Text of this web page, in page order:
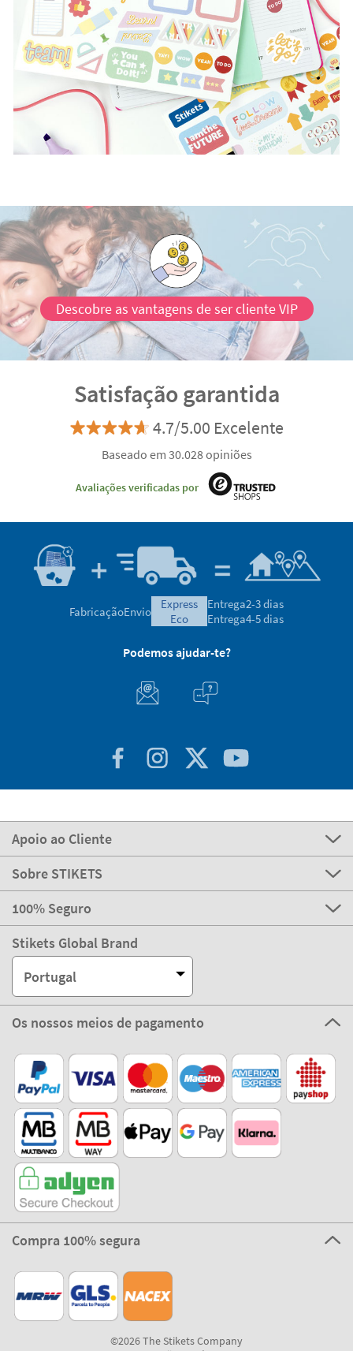
Descobre as vantagens de ser cliente VIP
Satisfação garantida
4.7/5.00 Excelente
Baseado em 30.028 opiniões
Avaliações verificadas por
FabricaçãoEnvio
express
eco
Entrega2-3 dias
Entrega4-5 dias
Podemos ajudar-te?
Apoio ao Cliente
Sobre STIKETS
100% Seguro
Stikets Global Brand
Portugal
Os nossos meios de pagamento
Compra 100% segura
©2026 The Stikets Company